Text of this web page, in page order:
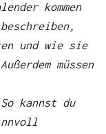
kommen
und wie sie
müssen
kannst du